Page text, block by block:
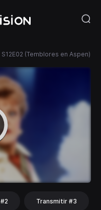
S12E02 (Temblores en Aspen)
Transmitir #3